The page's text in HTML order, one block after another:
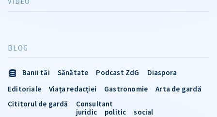
BLOG
Banii tăi Sănătate Podcast ZdG
Diaspora
Editoriale
Viața redacției Gastronomie
Arta de gardă
Cititorul de gardă
Consultant
juridic
politic social